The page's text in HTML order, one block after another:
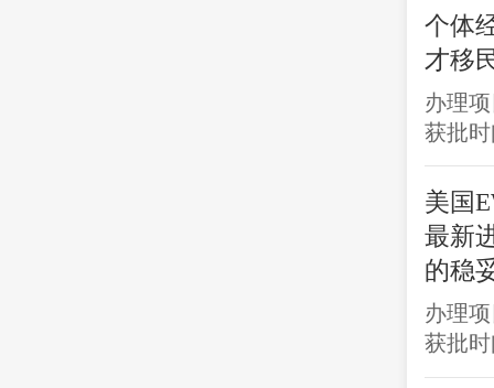
个体
才移
办理
获批时
美国
最新
的稳
办理
获批时